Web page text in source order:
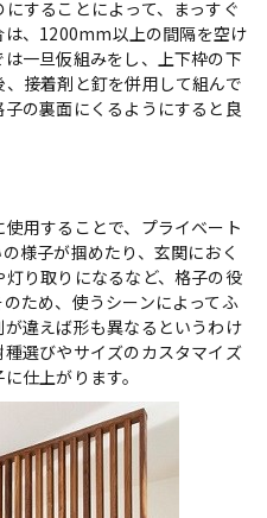
することによって、まっすぐ
は、1200mm以上の間隔を空け
一旦仮組みをし、上下枠の下
接着剤と釘を併用して組んで
の裏面にくるようにすると良
用することで、プライベート
様子が掴めたり、玄関におく
り取りになるなど、格子の役
ため、使うシーンによってふ
違えば形も異なるというわけ
選びやサイズのカスタマイズ
仕上がります。